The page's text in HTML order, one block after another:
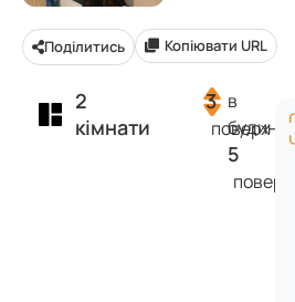
Поділитись Копіювати URL
2
кімнати
3
поверх
в
будинку
5
поверхів